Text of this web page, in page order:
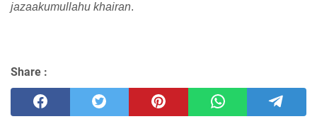
jazaakumullahu khairan.
Share :